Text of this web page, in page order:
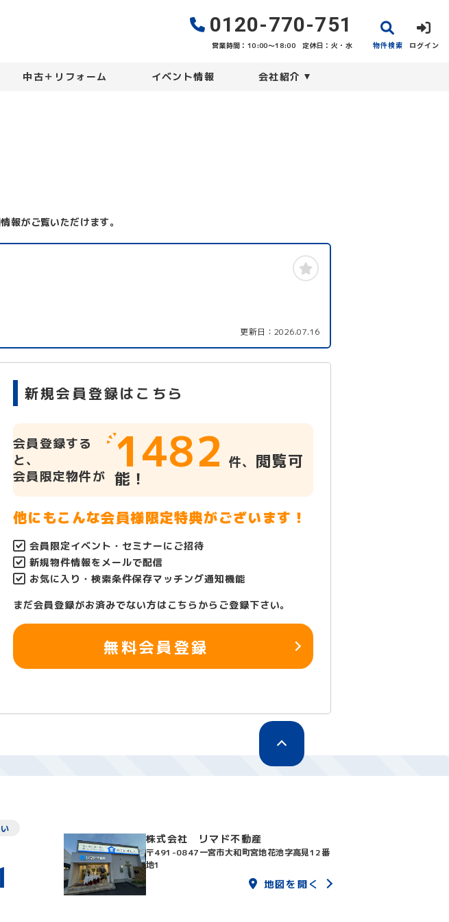
0120-770-751
営業時間：10:00〜18:00 定休日：火・水 物件検索 ログイン
中古＋リフォーム イベント情報 会社紹介
報がご覧いただけます。
更新日： 2026.07.16
新規会員登録はこちら
会員登録する
と、
会員限定物件が 1482 件、 閲覧可
能！
他にもこんな会員様限定特典がございます！
会員限定イベント・セミナーにご招待
新規物件情報をメールで配信
お気に入り・検索条件保存マッチング通知機能
まだ会員登録がお済みでない方はこちらからご登録下さい。
無料会員登録
株式会社 リマド不動産
〒491-0847一宮市大和町宮地花池字高見12番
地1
地図を開く